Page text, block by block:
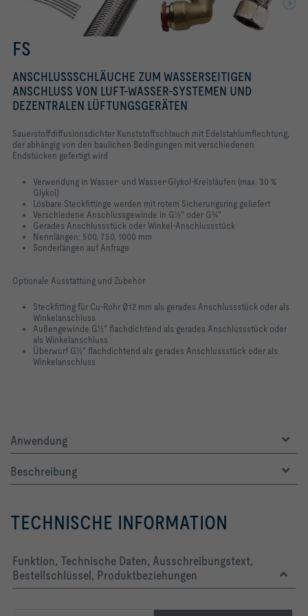
FS
ANSCHLUSSSCHLÄUCHE ZUM WASSERSEITIGEN
ANSCHLUSS VON LUFT-WASSER-SYSTEMEN UND
DEZENTRALEN LÜFTUNGSGERÄTEN
Sauerstoffdiffusionsdichter Kunststoffschlauch mit Edelstahlumflechtung,
der abhängig von den baulichen Bedingungen mit verschiedenen
Endstücken gefertigt wird
Verwendung in Wasser- und Wasser-Glykol-Kreisläufen (max. 30 %
Glykol)
Lösbare Steckfittinge werden mit rotem Sicherungsring geliefert
Verschiedene Anschlussgewinde in G½" oder G¾"
Gerades Anschlussstück oder Winkel-Anschlussstück
Nennlängen: 500, 750, 1000 mm
Sonderlängen auf Anfrage
Optionale Ausstattung und Zubehör
Steckfitting für Cu-Rohr Ø12 mm als gerades Anschlussstück oder als
Winkelanschluss
Außengewinde G½" flachdichtend als gerades Anschlussstück oder
als Winkelanschluss
Überwurf G½" flachdichtend als gerades Anschlussstück oder als
Winkelanschluss
Anwendung
Beschreibung
TECHNISCHE INFORMATION
Funktion, Technische Daten, Ausschreibungstext,
Bestellschlüssel, Produktbeziehungen